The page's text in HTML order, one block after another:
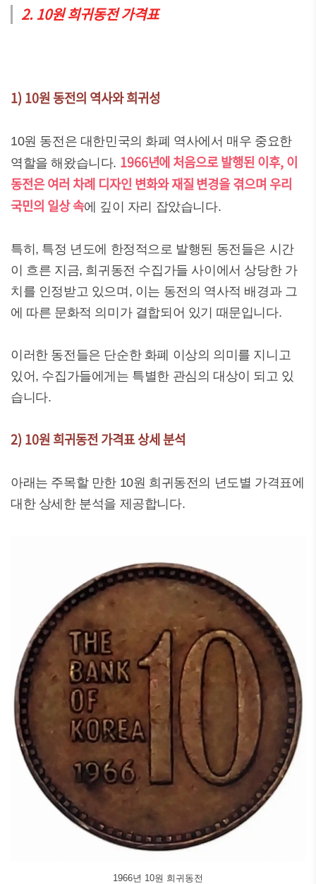
2. 10원 희귀동전 가격표
1) 10원 동전의 역사와 희귀성
10원 동전은 대한민국의 화폐 역사에서 매우 중요한
역할을 해왔습니다. 1966년에 처음으로 발행된 이후, 이
동전은 여러 차례 디자인 변화와 재질 변경을 겪으며 우리
국민의 일상 속에 깊이 자리 잡았습니다.
특히, 특정 년도에 한정적으로 발행된 동전들은 시간
이 흐른 지금, 희귀동전 수집가들 사이에서 상당한 가
치를 인정받고 있으며, 이는 동전의 역사적 배경과 그
에 따른 문화적 의미가 결합되어 있기 때문입니다.
이러한 동전들은 단순한 화폐 이상의 의미를 지니고
있어, 수집가들에게는 특별한 관심의 대상이 되고 있
습니다.
2) 10원 희귀동전 가격표 상세 분석
아래는 주목할 만한 10원 희귀동전의 년도별 가격표에
대한 상세한 분석을 제공합니다.
1966년 10원 희귀동전